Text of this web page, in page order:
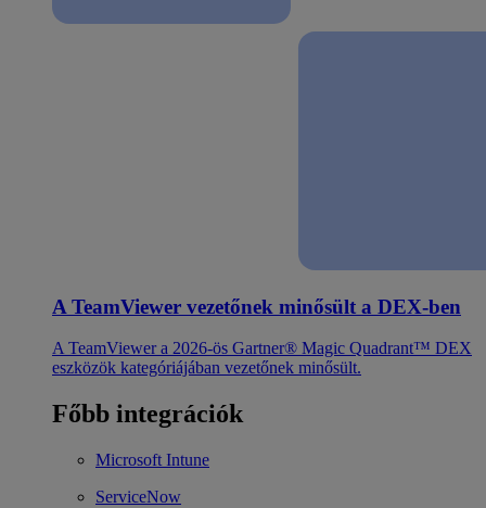
A TeamViewer vezetőnek minősült a DEX-ben
A TeamViewer a 2026-ös Gartner® Magic Quadrant™ DEX
eszközök kategóriájában vezetőnek minősült.
Főbb integrációk
Microsoft Intune
ServiceNow